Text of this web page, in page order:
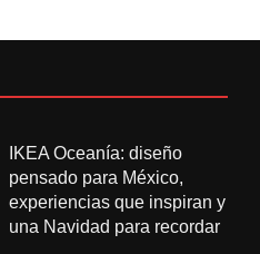
IKEA Oceanía: diseño
pensado para México,
experiencias que inspiran y
una Navidad para recordar